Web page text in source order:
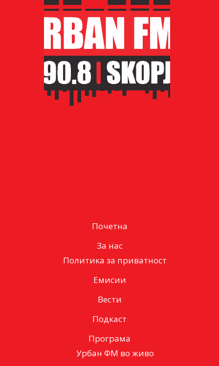
Почетна
За нас
Политика за приватност
Емисии
Вести
Подкаст
Програма
Урбан ФМ во живо